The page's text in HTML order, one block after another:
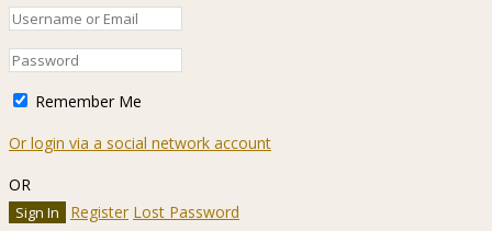
Remember Me
Or login via a social network account
OR
Register Lost Password